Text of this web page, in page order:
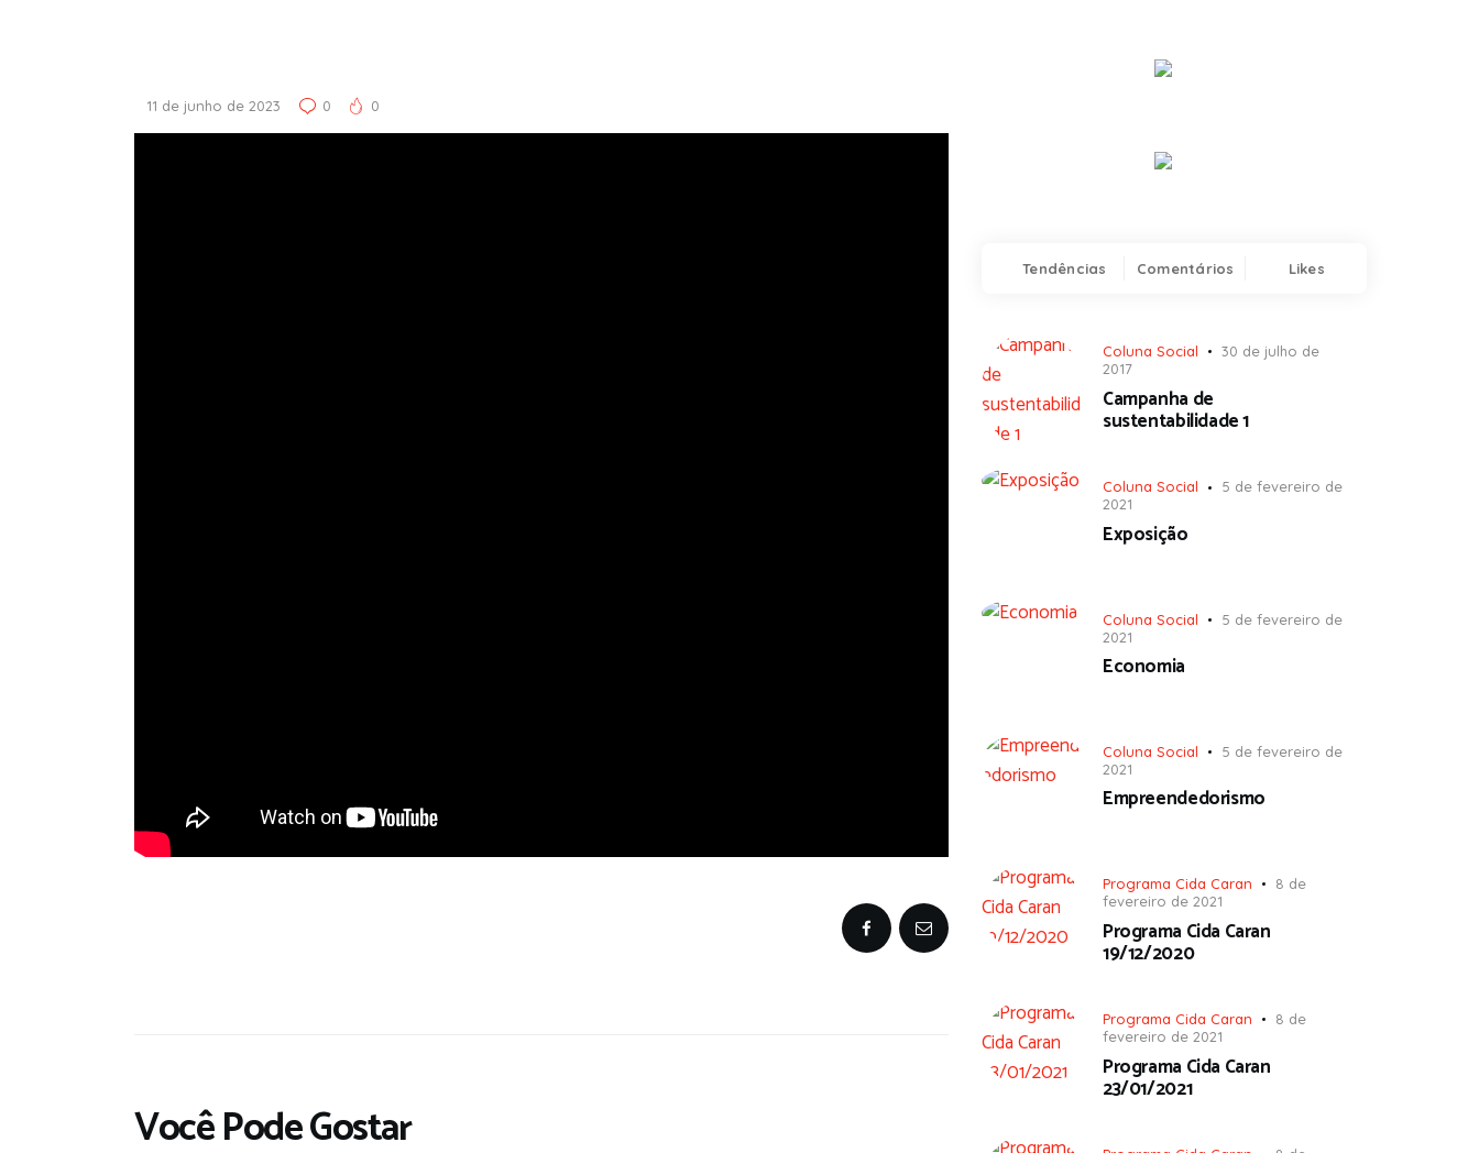
11 de junho de 2023 0 0
Você Pode Gostar
Tendências Comentários Likes
Coluna Social
30 de julho de
2017
Campanha de
sustentabilidade 1
Coluna Social
5 de fevereiro de
2021
Exposição
Coluna Social
5 de fevereiro de
2021
Economia
Coluna Social
5 de fevereiro de
2021
Empreendedorismo
Programa Cida Caran
8 de
fevereiro de 2021
Programa Cida Caran
19/12/2020
Programa Cida Caran
8 de
fevereiro de 2021
Programa Cida Caran
23/01/2021